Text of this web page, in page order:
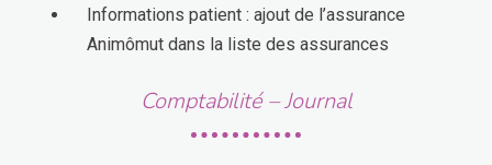
Informations patient : ajout de l’assurance
Animômut dans la liste des assurances
Comptabilité – Journal